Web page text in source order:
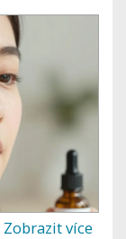
Zobrazit více